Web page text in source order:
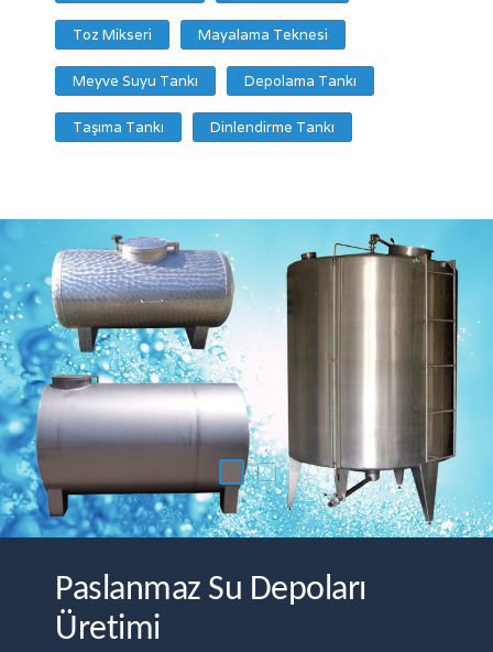
Toz Mikseri Mayalama Teknesi
Meyve Suyu Tankı Depolama Tankı
Taşıma Tankı Dinlendirme Tankı
Paslanmaz Su Depoları
Üretimi